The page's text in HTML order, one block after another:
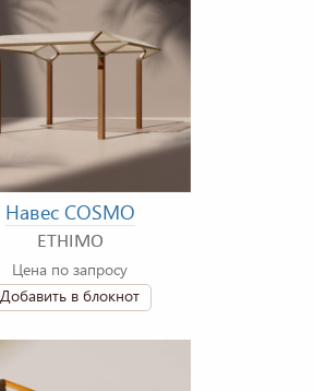
Навес COSMO
ETHIMO
Цена по запросу
Добавить в блокнот